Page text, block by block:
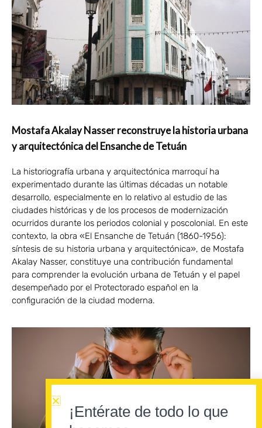
Mostafa Akalay Nasser reconstruye la historia urbana
y arquitectónica del Ensanche de Tetuán
La historiografía urbana y arquitectónica marroquí ha
experimentado durante las últimas décadas un notable
desarrollo, especialmente en lo relativo al estudio de las
ciudades históricas y de los procesos de modernización
ocurridos durante los periodos colonial y poscolonial. En este
contexto, la obra «El Ensanche de Tetuán (1860-1956):
síntesis de su historia urbana y arquitectónica», de Mostafa
Akalay Nasser, constituye una contribución fundamental
para comprender la evolución urbana de Tetuán y el papel
desempeñado por el Protectorado español en la
configuración de la ciudad moderna.
¡Entérate de todo lo que